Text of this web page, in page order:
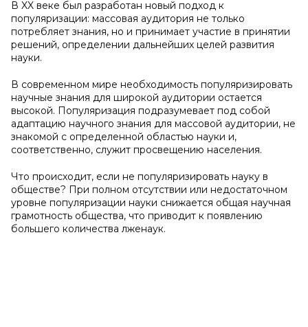
В XX веке был разработан новый подход к
популяризации: массовая аудитория не только
потребляет знания, но и принимает участие в принятии
решений, определении дальнейших целей развития
науки.
В современном мире необходимость популяризировать
научные знания для широкой аудитории остается
высокой. Популяризация подразумевает под собой
адаптацию научного знания для массовой аудитории, не
знакомой с определенной областью науки и,
соответственно, служит просвещению населения.
Что происходит, если не популяризировать науку в
обществе? При полном отсутствии или недостаточном
уровне популяризации науки снижается общая научная
грамотность общества, что приводит к появлению
большего количества лженаук.